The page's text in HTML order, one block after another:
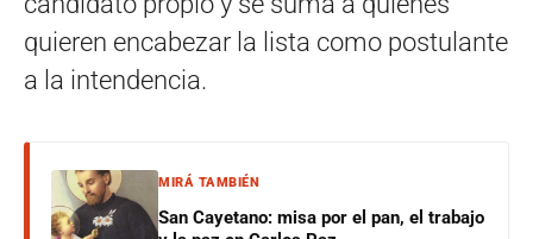
quieren encabezar la lista como postulante
a la intendencia.
MIRÁ TAMBIÉN
San Cayetano: misa por el pan, el trabajo